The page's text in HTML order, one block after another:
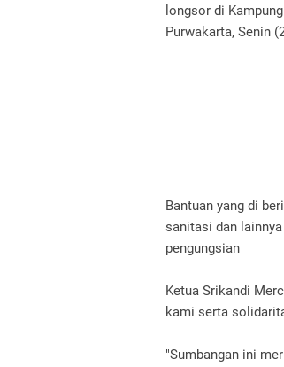
longsor di
Purwakarta, Senin
Bantuan yang di
sanitasi dan
pengungsian
Ketua Srikandi
kami serta
"Sumbangan ini